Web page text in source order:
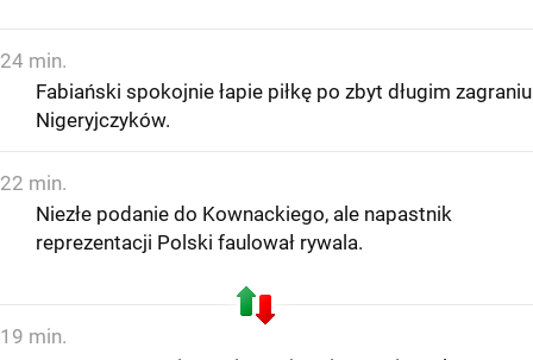
24 min.
Fabiański spokojnie łapie piłkę po zbyt długim zagraniu
Nigeryjczyków.
22 min.
Niezłe podanie do Kownackiego, ale napastnik
reprezentacji Polski faulował rywala.
19 min.